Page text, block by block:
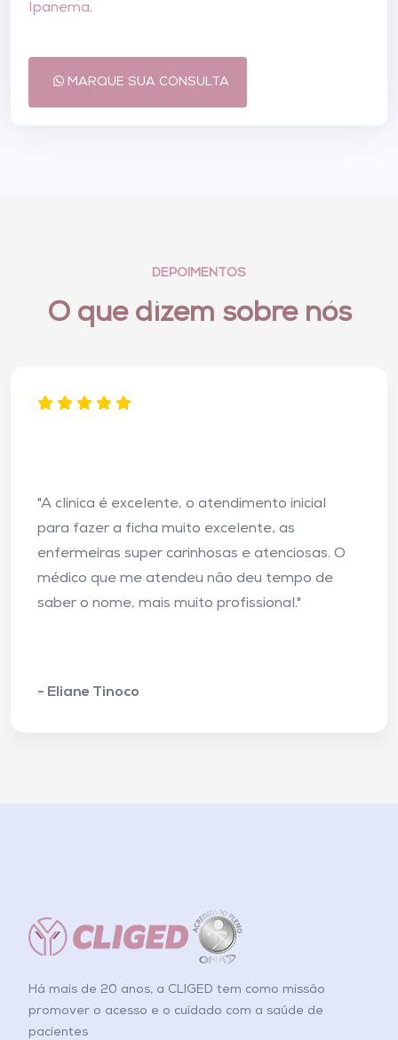
Ipanema.
MARQUE SUA CONSULTA
DEPOIMENTOS
O que dizem sobre nós
"A clinica é excelente, o atendimento inicial
para fazer a ficha muito excelente, as
enfermeiras super carinhosas e atenciosas. O
médico que me atendeu não deu tempo de
saber o nome, mais muito profissional."
- Eliane Tinoco
Há mais de 20 anos, a CLIGED tem como missão
promover o acesso e o cuidado com a saúde de
pacientes